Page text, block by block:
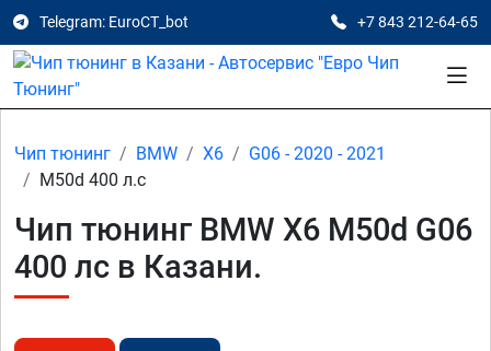
Telegram: EuroCT_bot +7 843 212-64-65
Чип тюнинг BMW X6
G06 - 2020 - 2021
M50d 400 л.с
Чип тюнинг BMW X6 M50d G06
400 лс в Казани.